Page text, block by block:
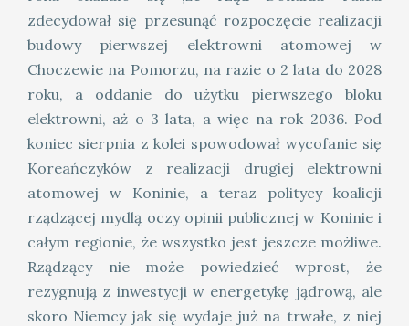
zdecydował się przesunąć rozpoczęcie realizacji
budowy pierwszej elektrowni atomowej w
Choczewie na Pomorzu, na razie o 2 lata do 2028
roku, a oddanie do użytku pierwszego bloku
elektrowni, aż o 3 lata, a więc na rok 2036. Pod
koniec sierpnia z kolei spowodował wycofanie się
Koreańczyków z realizacji drugiej elektrowni
atomowej w Koninie, a teraz politycy koalicji
rządzącej mydlą oczy opinii publicznej w Koninie i
całym regionie, że wszystko jest jeszcze możliwe.
Rządzący nie może powiedzieć wprost, że
rezygnują z inwestycji w energetykę jądrową, ale
skoro Niemcy jak się wydaje już na trwałe, z niej